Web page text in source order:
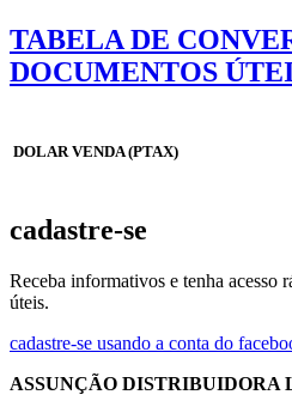
TABELA DE
DOCUMENTOS
DOLAR VENDA (PTAX)
cadastre-se
Receba informativos e tenha acesso
úteis.
cadastre-se usando a conta do
ASSUNÇÃO DISTRIBUIDORA